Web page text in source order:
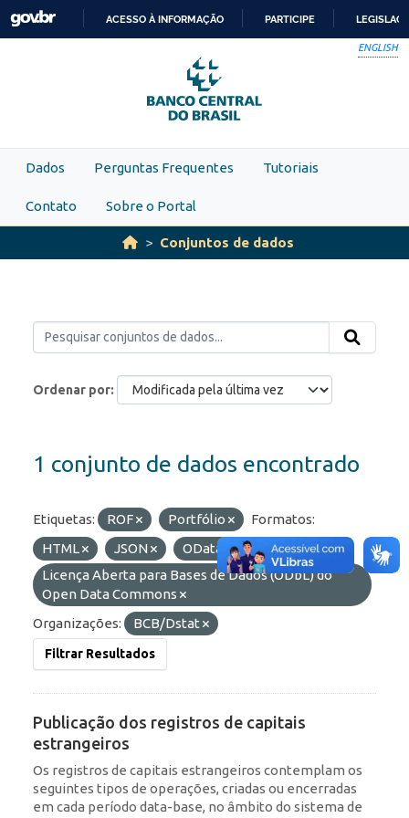
Skip to main content
PARA
O
CONTEÚDO
ACESSO À INFORMAÇÃO PARTICIPE
ENGLISH
Dados Perguntas Frequentes Tutoriais
Contato Sobre o Portal
Conjuntos de dados
Ordenar por
1 conjunto de dados encontrado
Etiquetas: ROF Portfólio
Formatos:
HTML
JSON OData
Licenças:
Licença Aberta para Bases de Dados (ODbL) do
Open Data Commons
Organizações:
BCB/Dstat
Filtrar Resultados
Publicação dos registros de capitais
estrangeiros
Os registros de capitais estrangeiros contemplam os
seguintes tipos de operações, criadas ou encerradas
em cada período data-base, no âmbito do sistema de